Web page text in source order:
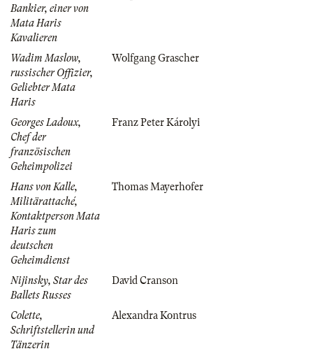
Bankier, einer von
Mata Haris
Kavalieren
Wadim Maslow,
russischer Offizier,
Geliebter Mata
Haris
Wolfgang Grascher
Georges Ladoux,
Chef der
französischen
Geheimpolizei
Franz Peter Károlyi
Hans von Kalle,
Militärattaché,
Kontaktperson Mata
Haris zum
deutschen
Geheimdienst
Thomas Mayerhofer
Nijinsky, Star des
Ballets Russes
David Cranson
Colette,
Schriftstellerin und
Tänzerin
Alexandra Kontrus